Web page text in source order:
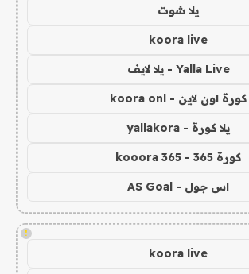
يلا شوت
koora live
Yalla Live - يلا لايف
كورة اون لاين - koora onl
يلا كورة - yallakora
كورة 365 - kooora 365
اس جول - AS Goal
!
koora live